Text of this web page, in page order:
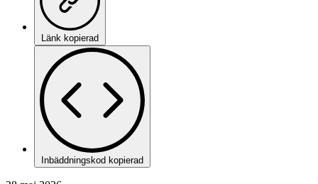
Länk kopierad
Inbäddningskod kopierad